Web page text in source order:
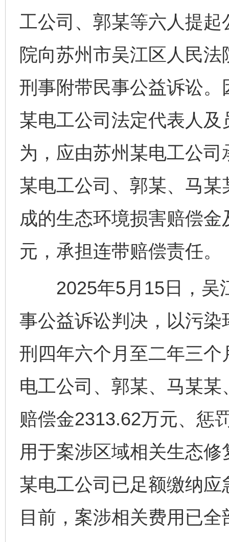
工公司、郭某等六人提
院向苏州市吴江区人民
刑事附带民事公益诉讼
某电工公司法定代表人
为，应由苏州某电工公
某电工公司、郭某、马
成的生态环境损害赔偿
元，承担连带赔偿责任。
2025年5月15日，吴
事公益诉讼判决，以污
刑四年六个月至二年三
电工公司、郭某、马某
赔偿金2313.62万元、惩
用于案涉区域相关生态
某电工公司已足额缴纳
目前，案涉相关费用已